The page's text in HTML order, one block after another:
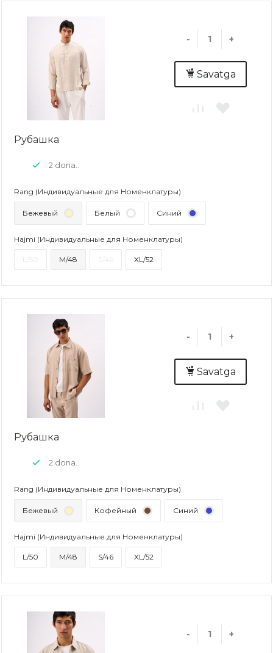
- +
Savatga
Рубашка
: 2 dona..
Rang (Индивидуальные для Номенклатуры)
Бежевый Белый Синий
Hajmi (Индивидуальные для Номенклатуры)
M/48 XL/52
- +
Savatga
Рубашка
: 2 dona..
Rang (Индивидуальные для Номенклатуры)
Бежевый Кофейный Синий
Hajmi (Индивидуальные для Номенклатуры)
L/50 M/48 S/46 XL/52
- +